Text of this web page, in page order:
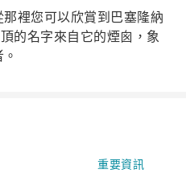
裡您可以欣賞到巴塞隆納
的名字來自它的煙囪，象
重要資訊